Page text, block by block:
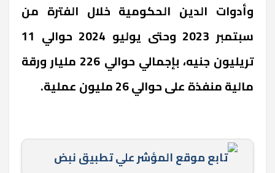
وأدوات الدين الحكومية خلال الفترة من
سبتمبر 2023 وحتى يوليو 2024 حوالي 11
تريليون جنيه، بإجمالي حوالي 226 مليار ورقة
مالية منفذة على حوالي 26 مليون عملية.
تابع موقع المؤشر علي تطبيق نبض